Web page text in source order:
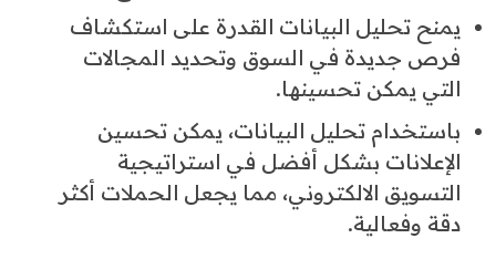
يمنح تحليل البيانات القدرة على استكشاف
فرص جديدة في السوق وتحديد المجالات
التي يمكن تحسينها.
باستخدام تحليل البيانات، يمكن تحسين
الإعلانات بشكل أفضل في استراتيجية
التسويق الالكتروني، مما يجعل الحملات أكثر
دقة وفعالية.